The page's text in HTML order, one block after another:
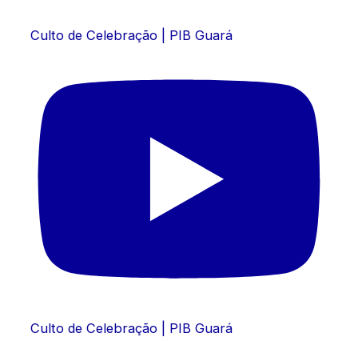
Culto de Celebração | PIB Guará
Culto de Celebração | PIB Guará